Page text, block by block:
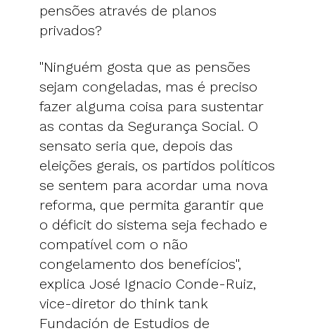
pensões através de planos
privados?
"Ninguém gosta que as pensões
sejam congeladas, mas é preciso
fazer alguma coisa para sustentar
as contas da Segurança Social. O
sensato seria que, depois das
eleições gerais, os partidos políticos
se sentem para acordar uma nova
reforma, que permita garantir que
o déficit do sistema seja fechado e
compatível com o não
congelamento dos benefícios",
explica José Ignacio Conde-Ruiz,
vice-diretor do think tank
Fundación de Estudios de